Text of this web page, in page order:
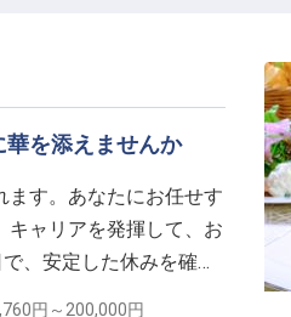
を添えませんか
ます。あなたにお任せす
キャリアを発揮して、お
、安定した休みを確保
客室を備える「リー
円～ 200,000円